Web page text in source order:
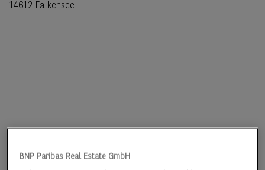
14612 Falkensee
BNP Paribas Real Estate GmbH